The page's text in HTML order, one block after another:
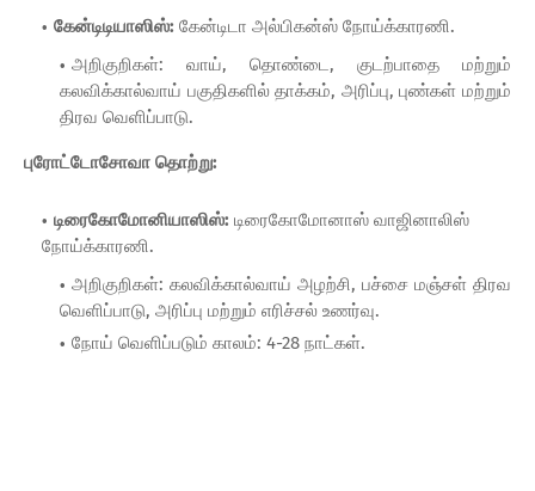
கேன்டிடியாஸிஸ்: கேன்டிடா அல்பிகன்ஸ் நோய்க்காரணி.
அறிகுறிகள்: வாய், தொண்டை, குடற்பாதை மற்றும்
கலவிக்கால்வாய் பகுதிகளில் தாக்கம், அரிப்பு, புண்கள் மற்றும்
திரவ வெளிப்பாடு.
புரோட்டோசோவா தொற்று:
டிரைகோமோனியாஸிஸ்: டிரைகோமோனாஸ் வாஜினாலிஸ்
நோய்க்காரணி.
அறிகுறிகள்: கலவிக்கால்வாய் அழற்சி, பச்சை மஞ்சள் திரவ
வெளிப்பாடு, அரிப்பு மற்றும் எரிச்சல் உணர்வு.
நோய் வெளிப்படும் காலம்: 4-28 நாட்கள்.